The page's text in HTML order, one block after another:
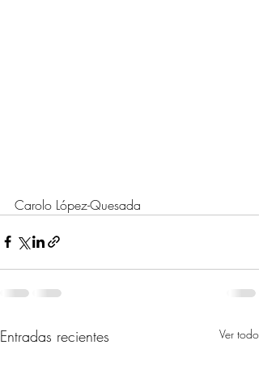
Carolo López-Quesada
Entradas recientes Ver todo